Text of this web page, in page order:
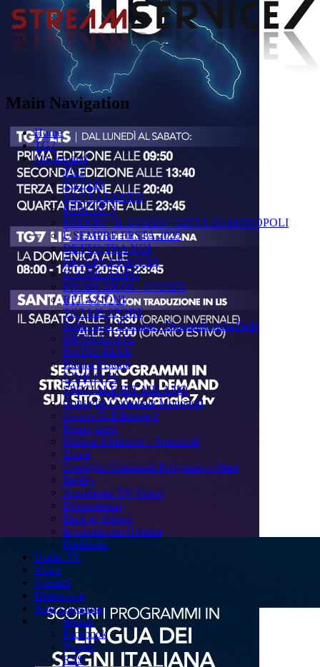
Main Navigation
Home
TG7
On demand
TG7
TG7 LIS
TG7 TARANTO
PERCHÉ ?
PREMIO "IL GOZZO" CITTÀ DI MONOPOLI
È SEMPRE FESTA 2025
DETTO TRA NOI
FACCIA A FACCIA
FUORICAMPO
PRODUZIONI - EVENTI
RELAZIONI
TG7 LIS SPORT
Sulla via di Emmaus - Domande sulla Fede
INFOSALUTE
RADIO ELLE
Buona Visione
CIVICO 74
SPECIALE BIT MILANO
Consiglio Comunale Monopoli
Civico 74 Edizione 2
Primo piano
Musica d'Attracco - Spettacoli
Zoom
Consiglio Comunale Polignano a Mare
Replay
Accademia TV Talent
Documentari
Back to School
In cucina con Cristina
Pubblicità
Guida TV
News
Contatti
Dirette live
Area copertura
Search
Facebook
Twitter
RSS